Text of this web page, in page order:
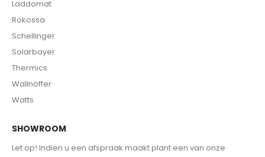
Laddomat
Rokossa
Schellinger
Solarbayer
Thermics
Wallnöffer
Watts
SHOWROOM
Let op! Indien u een afspraak maakt plant een van onze